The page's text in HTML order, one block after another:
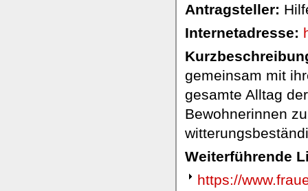
Antragsteller:
Internetadresse:
gemeinsam mit
gesamte Alltag
Bewohnerinnen
Weiterführende
https://